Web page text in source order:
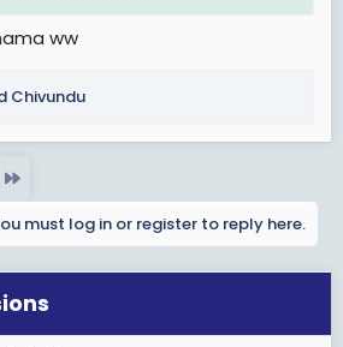
kitu ni wewe mzazi. Usipochora au
ww
Chivundu
must log in or register to reply here.